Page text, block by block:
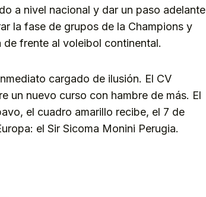
a nivel nacional y dar un paso adelante
la fase de grupos de la Champions y
frente al voleibol continental.
cargado de ilusión. El CV
un nuevo curso con hambre de más. El
el cuadro amarillo recibe, el 7 de
el Sir Sicoma Monini Perugia.